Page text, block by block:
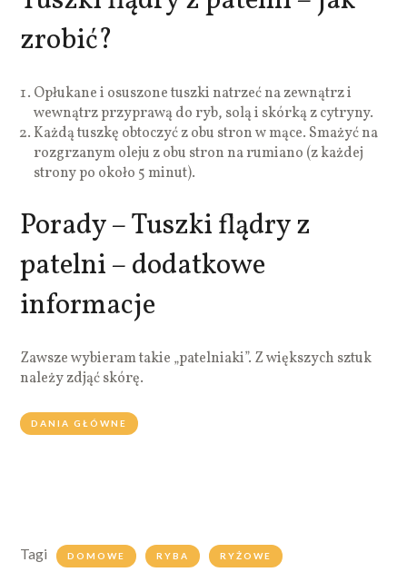
zrobić?
Opłukane i osuszone tuszki natrzeć na zewnątrz i
wewnątrz przyprawą do ryb, solą i skórką z cytryny.
Każdą tuszkę obtoczyć z obu stron w mące. Smażyć na
rozgrzanym oleju z obu stron na rumiano (z każdej
strony po około 5 minut).
Porady – Tuszki flądry z
patelni – dodatkowe
informacje
Zawsze wybieram takie „patelniaki”. Z większych sztuk
należy zdjąć skórę.
DANIA GŁÓWNE
Tagi DOMOWE RYBA RYŻOWE